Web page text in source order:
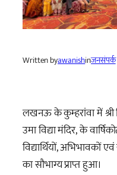
Written byawanishinजनसंपर्क
लखनऊ के कुम्हरांवा में श्री
उमा विद्या मंदिर, के
विद्यार्थियों,
का सौभाग्य प्राप्त हुआ।